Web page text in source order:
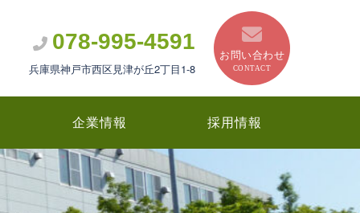
078-995-4591
兵庫県神戸市西区見津が丘2丁目1-8
お問い合わせ
CONTACT
企業情報 採用情報